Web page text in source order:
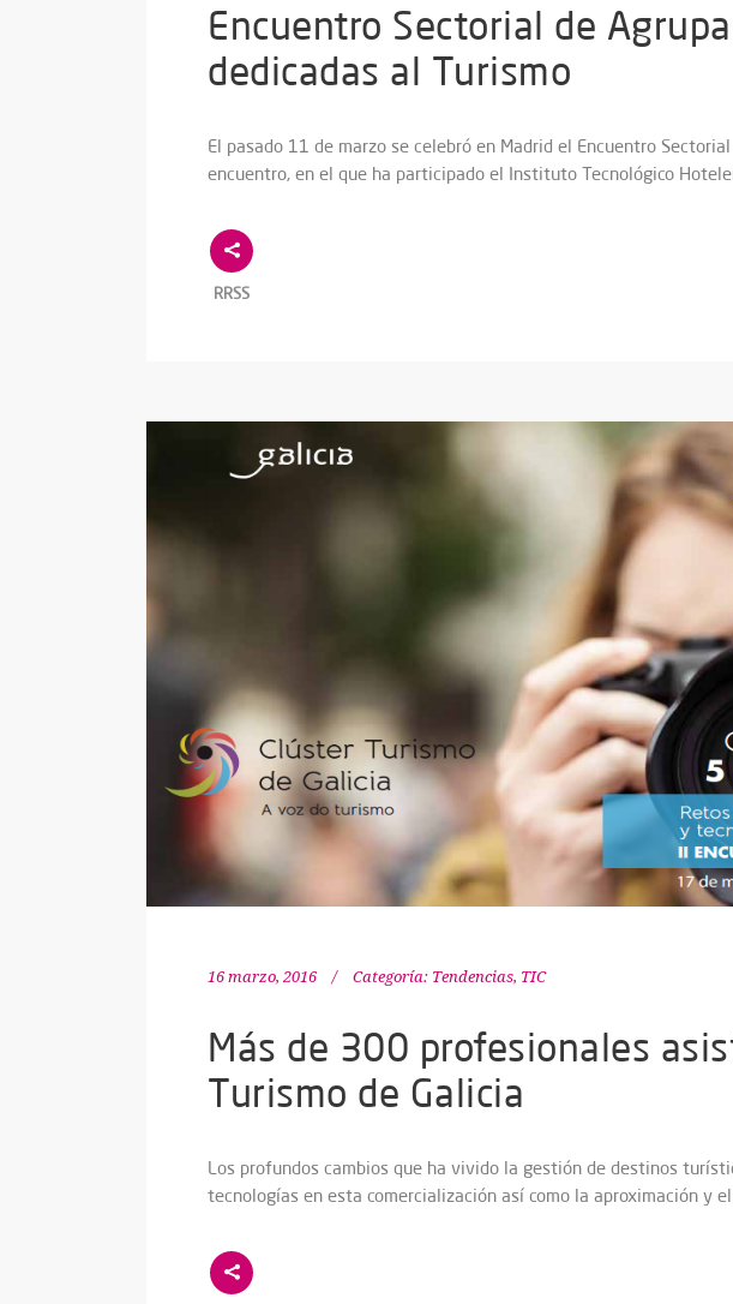
Encuentro Sectorial de
dedicadas al Turismo
El pasado 11 de marzo se celebró en Madrid el Encuentro
encuentro, en el que ha participado el Instituto Tecnológico
RRSS
16 marzo, 2016 Categoría: Tendencias, TIC
Más de 300 profesionales
Turismo de Galicia
Los profundos cambios que ha vivido la gestión de destinos
tecnologías en esta comercialización así como la aproximación y